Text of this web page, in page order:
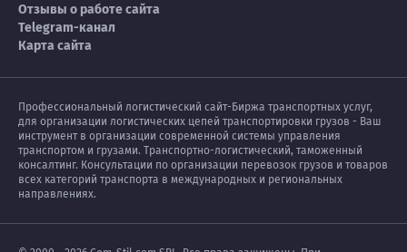
Отзывы о работе сайта
Telegram-канал
Карта сайта
Профессиональный логистический сайт-Биржа транспортных услуг,
для организации логистических цепей транспортировки грузов - Ваш
инструмент в организации современной системы управления
транспортом и грузами. Транспортно-логистический, таможенный
консалтинг. Консультации по организации перевозок грузов и товаров
всех категорий транспорта в международных и региональных
направлениях.